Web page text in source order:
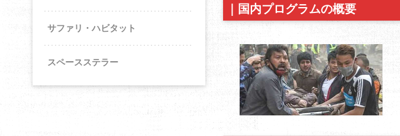
サファリ・ハビタット
スペースステラー
｜ 国内プログラムの概要